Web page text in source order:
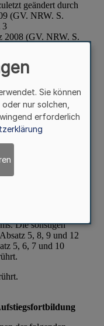
Sie können
nur solchen,
erforderlich